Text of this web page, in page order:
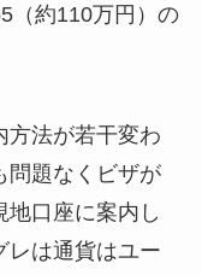
（約110万円）の
方法が若干変わ
問題なくビザが
口座に案内し
レは通貨はユー